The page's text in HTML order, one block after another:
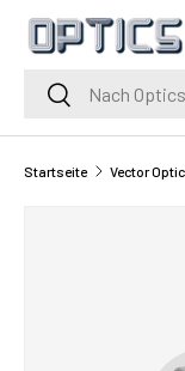
Zum Inhalt
SucheSuche
Startseite Vector